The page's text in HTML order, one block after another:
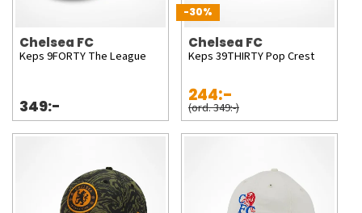
Chelsea FC
Keps 9FORTY The League
349:-
-30%
Chelsea FC
Keps 39THIRTY Pop Crest
244:-
(ord. 349:-)